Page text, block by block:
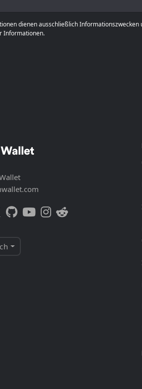
dienen ausschließlich
Informationen.